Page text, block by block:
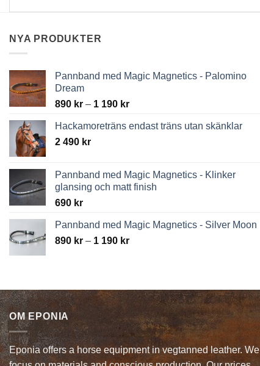
NYA PRODUKTER
Pannband med Magic Magnetics - Palomino
Dream
890 kr – 1 190 krPrice
890 kr
Hackamoreträns endast träns utan skänklar
2 490 kr
Pannband med Magic Magnetics - Klinker
glansing och matt finish
690 kr
Pannband med Magic Magnetics - Silver Moon
890 kr – 1 190 krPrice
1
190 kr
OM EPONIA
Eponia offers a horse equipment in vegtanned leather. We